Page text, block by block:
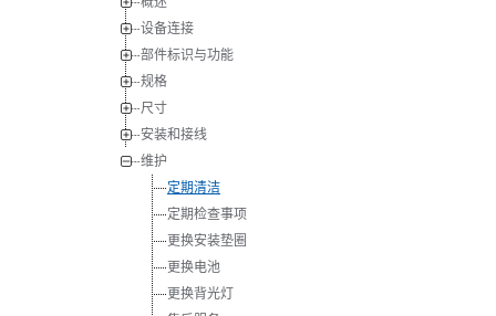
设备连接
部件标识与功能
规格
尺寸
安装和接线
维护
定期清洁
定期检查事项
更换安装垫圈
更换电池
更换背光灯